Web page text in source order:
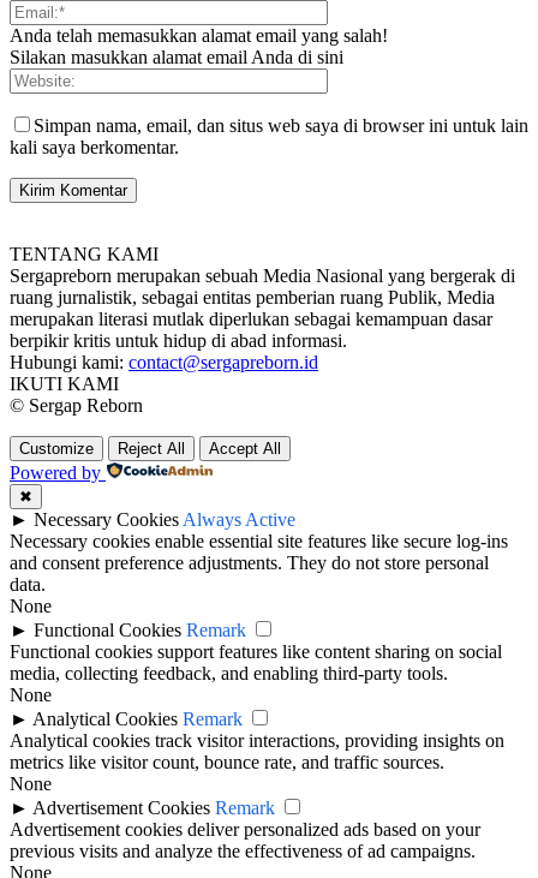
Anda telah memasukkan alamat email yang salah!
Silakan masukkan alamat email Anda di sini
Simpan nama, email, dan situs web saya di browser ini untuk lain
kali saya berkomentar.
TENTANG KAMI
Sergapreborn merupakan sebuah Media Nasional yang bergerak di
ruang jurnalistik, sebagai entitas pemberian ruang Publik, Media
merupakan literasi mutlak diperlukan sebagai kemampuan dasar
berpikir kritis untuk hidup di abad informasi.
Hubungi kami: contact@sergapreborn.id
IKUTI KAMI
© Sergap Reborn
Customize Reject All Accept All
Powered by
✖
► Necessary Cookies Always Active
Necessary cookies enable essential site features like secure log-ins
and consent preference adjustments. They do not store personal
data.
None
► Functional Cookies Remark
Functional cookies support features like content sharing on social
media, collecting feedback, and enabling third-party tools.
None
► Analytical Cookies Remark
Analytical cookies track visitor interactions, providing insights on
metrics like visitor count, bounce rate, and traffic sources.
None
► Advertisement Cookies Remark
Advertisement cookies deliver personalized ads based on your
previous visits and analyze the effectiveness of ad campaigns.
None